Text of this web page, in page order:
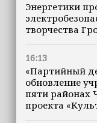
Энергетики
творчества
16:13
«Партийный
обновление
пяти районах
проекта